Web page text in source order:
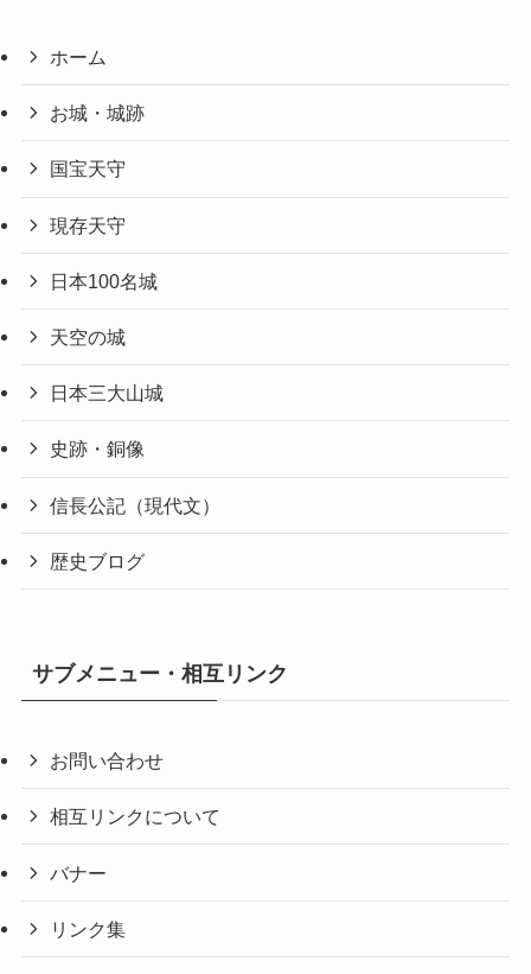
ホーム
お城・城跡
国宝天守
現存天守
日本100名城
天空の城
日本三大山城
史跡・銅像
信長公記（現代文）
歴史ブログ
サブメニュー・相互リンク
お問い合わせ
相互リンクについて
バナー
リンク集